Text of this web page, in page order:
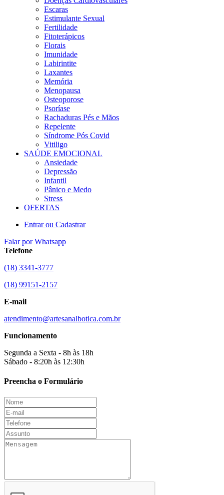
Escaras
Estimulante Sexual
Fertilidade
Fitoterápicos
Florais
Imunidade
Labirintite
Laxantes
Memória
Menopausa
Osteoporose
Psoríase
Rachaduras Pés e Mãos
Repelente
Síndrome Pós Covid
Vitiligo
SAÚDE EMOCIONAL
Ansiedade
Depressão
Infantil
Pânico e Medo
Stress
OFERTAS
Entrar ou Cadastrar
Falar por Whatsapp
Telefone
(18) 3341-3777
(18) 99151-2157
E-mail
atendimento@artesanalbotica.com.br
Funcionamento
Segunda a Sexta - 8h às 18h
Sábado - 8:20h às 12:30h
Preencha o Formulário